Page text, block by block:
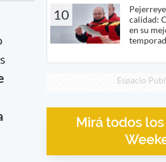
10
calidad:
en su
Espacio
Mirá todos